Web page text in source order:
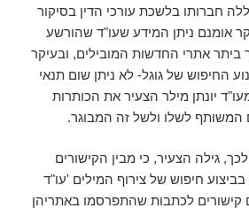
חברותו בלשכת עורכי הדין בסיקור
אומנם ניתן המידע שעו"ד שהורשע
בן 62 דאז, אך ביתר אתרי החדשות המובילים, ובעיקר
החיפוש של גוגל- לא ניתן שום תנאי
יונתן מילר הצעיר את הכותרות
המשותף לשלו ולשל זה המבוגר.
בסמוך לכך, גילה הצעיר, כי מבין הקישורים
חיפוש של צירוף המילים 'עו"ד
קישורים לכתבות שהתפרסמו באתריהן